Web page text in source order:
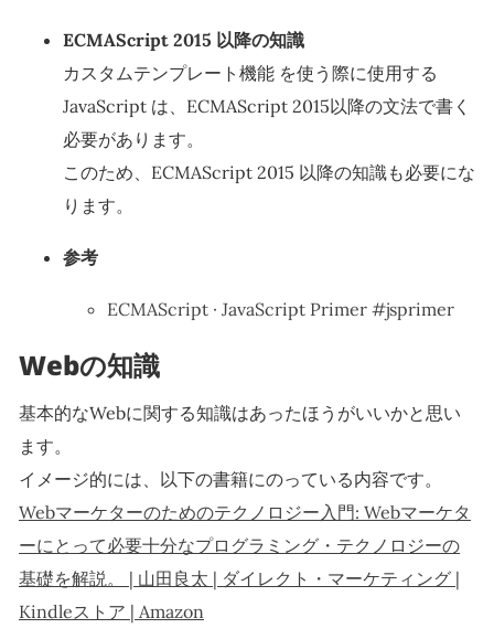
ECMAScript 2015 以降の知識
カスタムテンプレート機能 を使う際に使用する
JavaScript は、ECMAScript 2015以降の文法で書く
必要があります。
このため、ECMAScript 2015 以降の知識も必要にな
ります。
参考
ECMAScript · JavaScript Primer #jsprimer
Webの知識
基本的なWebに関する知識はあったほうがいいかと思い
ます。
イメージ的には、以下の書籍にのっている内容です。
Webマーケターのためのテクノロジー入門: Webマーケタ
ーにとって必要十分なプログラミング・テクノロジーの
基礎を解説。 | 山田良太 | ダイレクト・マーケティング |
Kindleストア | Amazon